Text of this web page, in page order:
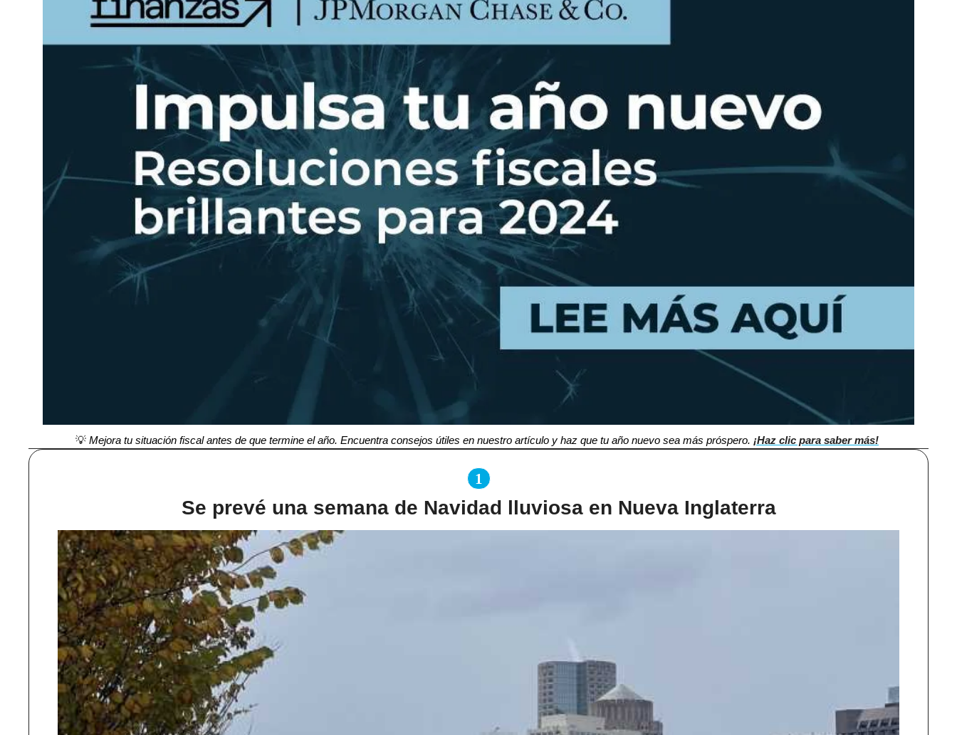
💡 Mejora tu situación fiscal antes de que termine el año. Encuentra consejos útiles en nuestro artículo y haz que tu año nuevo sea más próspero. ¡Haz clic para saber más!
1
Se prevé una semana de Navidad lluviosa en Nueva Inglaterra